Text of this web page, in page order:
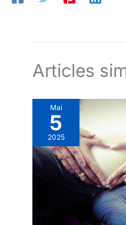
Articles
Mai
5
2025